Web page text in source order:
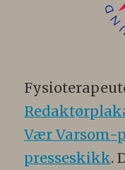
Vær Varsom-
presseskikk.